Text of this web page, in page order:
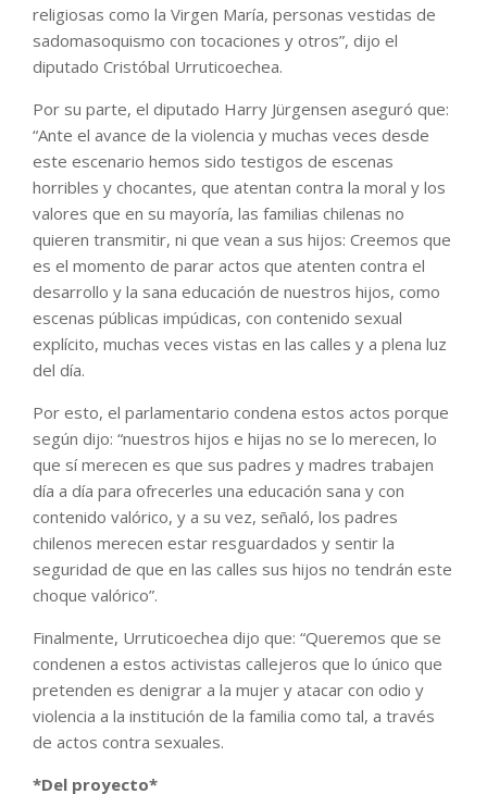
religiosas como la Virgen María, personas vestidas de
sadomasoquismo con tocaciones y otros”, dijo el
diputado Cristóbal Urruticoechea.
Por su parte, el diputado Harry Jürgensen aseguró que:
“Ante el avance de la violencia y muchas veces desde
este escenario hemos sido testigos de escenas
horribles y chocantes, que atentan contra la moral y los
valores que en su mayoría, las familias chilenas no
quieren transmitir, ni que vean a sus hijos: Creemos que
es el momento de parar actos que atenten contra el
desarrollo y la sana educación de nuestros hijos, como
escenas públicas impúdicas, con contenido sexual
explícito, muchas veces vistas en las calles y a plena luz
del día.
Por esto, el parlamentario condena estos actos porque
según dijo: “nuestros hijos e hijas no se lo merecen, lo
que sí merecen es que sus padres y madres trabajen
día a día para ofrecerles una educación sana y con
contenido valórico, y a su vez, señaló, los padres
chilenos merecen estar resguardados y sentir la
seguridad de que en las calles sus hijos no tendrán este
choque valórico”.
Finalmente, Urruticoechea dijo que: “Queremos que se
condenen a estos activistas callejeros que lo único que
pretenden es denigrar a la mujer y atacar con odio y
violencia a la institución de la familia como tal, a través
de actos contra sexuales.
*Del proyecto*